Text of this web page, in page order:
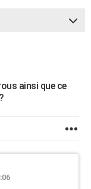
ainsi que ce